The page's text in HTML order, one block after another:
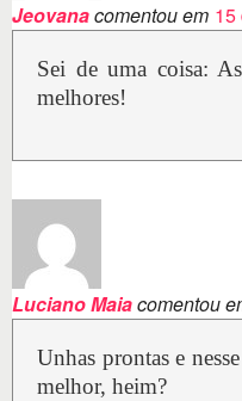
Jeovanacomentou em 15
Sei de uma coisa:
melhores!
Luciano Maiacomentou
Unhas prontas e
melhor, heim?